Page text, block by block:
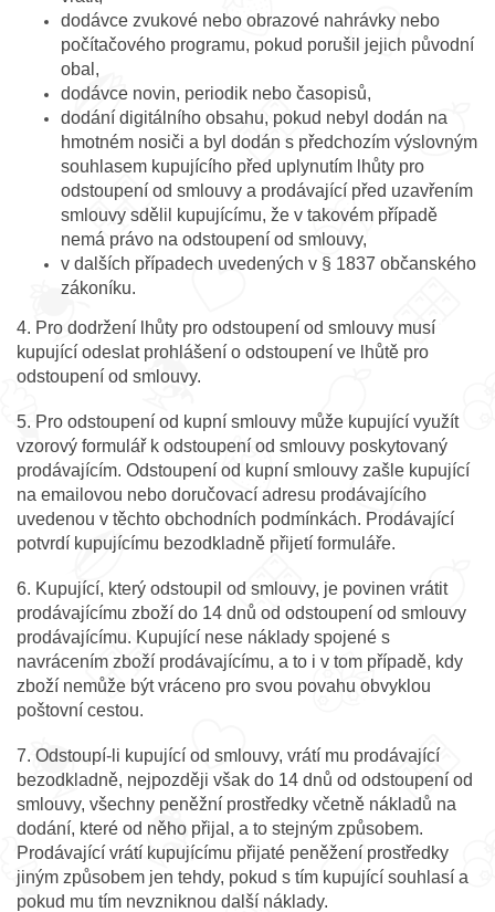
dodávce zvukové nebo obrazové nahrávky nebo
počítačového programu, pokud porušil jejich původní
obal,
dodávce novin, periodik nebo časopisů,
dodání digitálního obsahu, pokud nebyl dodán na
hmotném nosiči a byl dodán s předchozím výslovným
souhlasem kupujícího před uplynutím lhůty pro
odstoupení od smlouvy a prodávající před uzavřením
smlouvy sdělil kupujícímu, že v takovém případě
nemá právo na odstoupení od smlouvy,
v dalších případech uvedených v § 1837 občanského
zákoníku.
4. Pro dodržení lhůty pro odstoupení od smlouvy musí
kupující odeslat prohlášení o odstoupení ve lhůtě pro
odstoupení od smlouvy.
5. Pro odstoupení od kupní smlouvy může kupující využít
vzorový formulář k odstoupení od smlouvy poskytovaný
prodávajícím. Odstoupení od kupní smlouvy zašle kupující
na emailovou nebo doručovací adresu prodávajícího
uvedenou v těchto obchodních podmínkách. Prodávající
potvrdí kupujícímu bezodkladně přijetí formuláře.
6. Kupující, který odstoupil od smlouvy, je povinen vrátit
prodávajícímu zboží do 14 dnů od odstoupení od smlouvy
prodávajícímu. Kupující nese náklady spojené s
navrácením zboží prodávajícímu, a to i v tom případě, kdy
zboží nemůže být vráceno pro svou povahu obvyklou
poštovní cestou.
7. Odstoupí-li kupující od smlouvy, vrátí mu prodávající
bezodkladně, nejpozději však do 14 dnů od odstoupení od
smlouvy, všechny peněžní prostředky včetně nákladů na
dodání, které od něho přijal, a to stejným způsobem.
Prodávající vrátí kupujícímu přijaté peněžení prostředky
jiným způsobem jen tehdy, pokud s tím kupující souhlasí a
pokud mu tím nevzniknou další náklady.